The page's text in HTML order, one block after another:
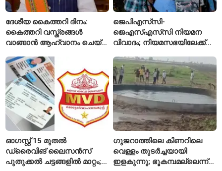
ദേശീയ കൈത്തറി ദിനം:
കൈത്തറി വസ്ത്രങ്ങൾ
വാങ്ങാൻ ആഹ്വാനം ചെയ്ത്
ജെപിഎസ്‌സി-
ജെഎസ്എസ്‌സി നിയമന
വിവാദം; നിയമസഭയിലേക്ക്
ഓഗസ്റ്റ് 15 മുതൽ
ഡ്രൈവിങ് ലൈസൻസ്
പുതുക്കൽ ചട്ടങ്ങളിൽ മാറ്റം;
ഗുജറാത്തിലെ കിണറിലെ
വെള്ളം തുടർച്ചയായി
ഇളകുന്നു; ഭൂകമ്പമല്ലെന്ന്